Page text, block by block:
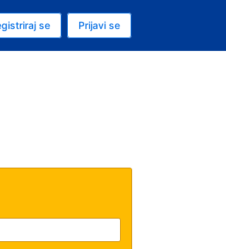
dolar
jezik Hrvatskom
se Prijavi se